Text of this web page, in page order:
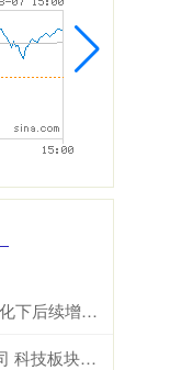
东信证券 暑期档票房突破76亿元 冷热分化下后续增长可期
驰牛配资 券商单月调研七百四十一家公司 科技板块拥挤度引发热议